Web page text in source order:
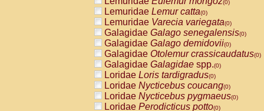
(0)
Lemuridae Lemur catta(0)
Lemuridae Varecia variegata(0)
Galagidae Galago senegalensis(0)
Galagidae Galago demidovii(0)
Galagidae Otolemur crassicaudatus(0)
Galagidae Galagidae spp.(0)
Loridae Loris tardigradus(0)
Loridae Nycticebus coucang(0)
Loridae Nycticebus pygmaeus(0)
Loridae Perodicticus potto(0)